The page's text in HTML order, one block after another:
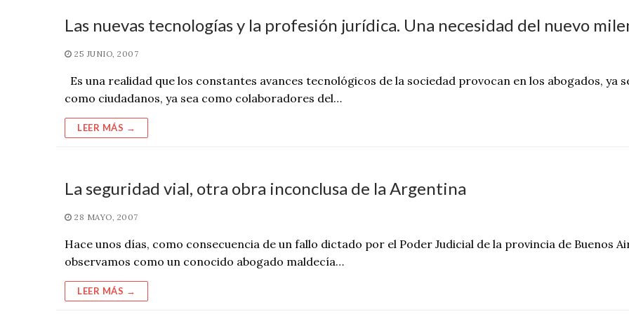
Las nuevas tecnologías y la profesión jurídica. Una necesidad del nuevo
25 JUNIO, 2007
Es una realidad que los constantes avances tecnológicos de la sociedad provocan en los abogados, ya
como ciudadanos, ya sea como colaboradores del…
LEER MÁS →
La seguridad vial, otra obra inconclusa de la Argentina
28 MAYO, 2007
Hace unos días, como consecuencia de un fallo dictado por el Poder Judicial de la provincia de Buenos
observamos como un conocido abogado maldecía…
LEER MÁS →